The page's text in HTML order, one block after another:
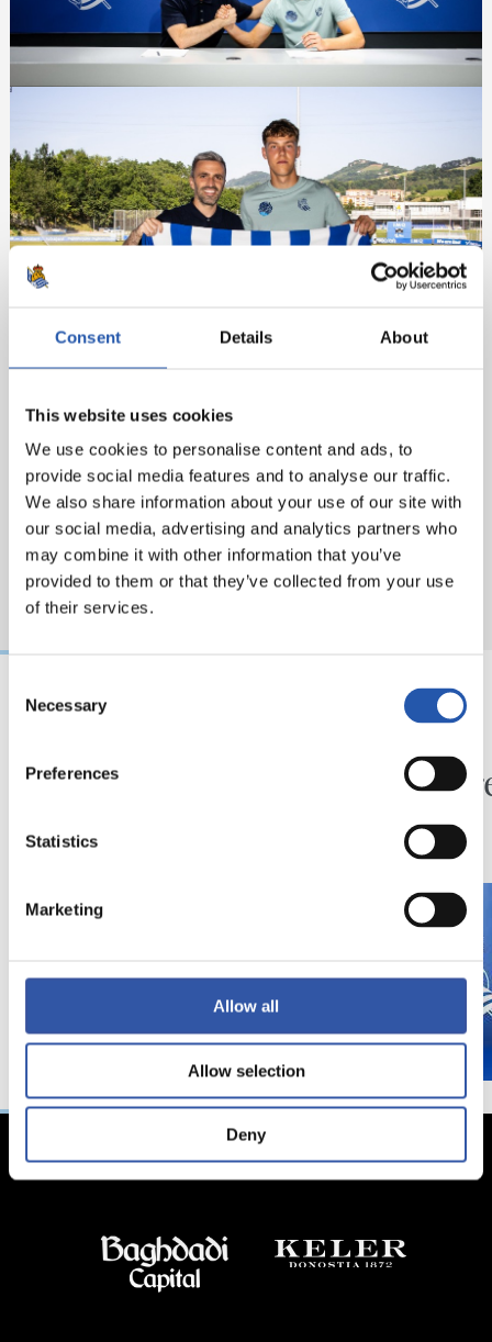
Consent Details About
This website uses cookies
We use cookies to personalise content and ads, to
provide social media features and to analyse our traffic.
We also share information about your use of our site with
our social media, advertising and analytics partners who
may combine it with other information that you’ve
provided to them or that they’ve collected from your use
of their services.
Selection
Necessary
Preferences
Statistics
Marketing
Allow all
Allow selection
Deny
Aumenta la exigencia
31/07/2026
SANSE
En